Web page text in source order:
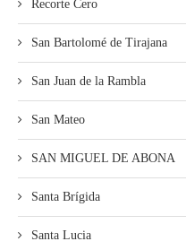
Recorte Cero
San Bartolomé de Tirajana
San Juan de la Rambla
San Mateo
SAN MIGUEL DE ABONA
Santa Brígida
Santa Lucia